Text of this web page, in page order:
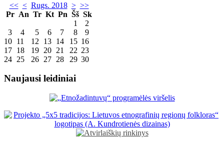
<< < Rugs. 2018 > >>
Pr An Tr Kt Pn Šš Sk
1
2
3
4 5 6 7 8
9
10 11 12 13 14 15 16
17 18 19 20 21 22 23
24 25 26 27 28 29 30
Naujausi leidiniai